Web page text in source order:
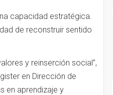
capacidad estratégica.
de reconstruir sentido
y reinserción social”,
en Dirección de
en aprendizaje y